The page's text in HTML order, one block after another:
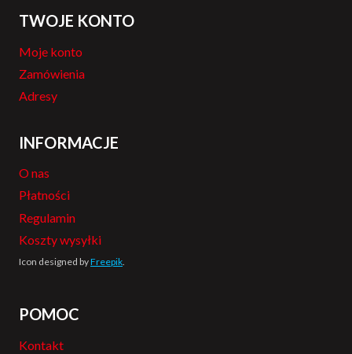
TWOJE KONTO
Moje konto
Zamówienia
Adresy
INFORMACJE
O nas
Płatności
Regulamin
Koszty wysyłki
Icon designed byFreepik.
POMOC
Kontakt